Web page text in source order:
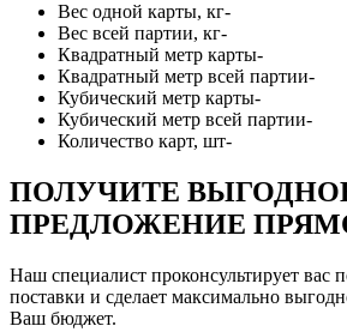
Вес одной карты, кг-
Вес всей партии, кг-
Квадратный метр карты-
Квадратный метр всей партии-
Кубический метр карты-
Кубический метр всей партии-
Количество карт, шт-
ПОЛУЧИТЕ
ПРЕДЛОЖЕНИЕ
Наш специалист проконсультирует вас
поставки и сделает максимально
Ваш бюджет.